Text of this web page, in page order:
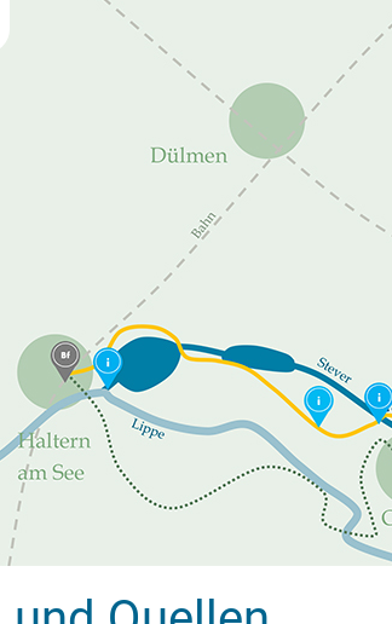
und Quellen
eine kurze Erklärung der